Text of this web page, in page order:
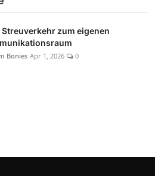
Streuverkehr zum eigenen
Bonies Apr 1, 2026 0